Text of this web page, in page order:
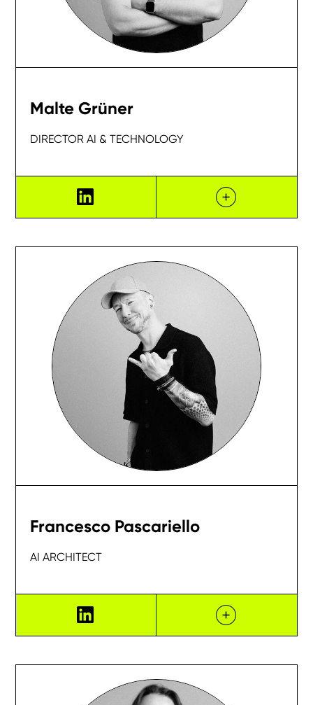
Malte Grüner
DIRECTOR AI & TECHNOLOGY
Francesco Pascariello
AI ARCHITECT